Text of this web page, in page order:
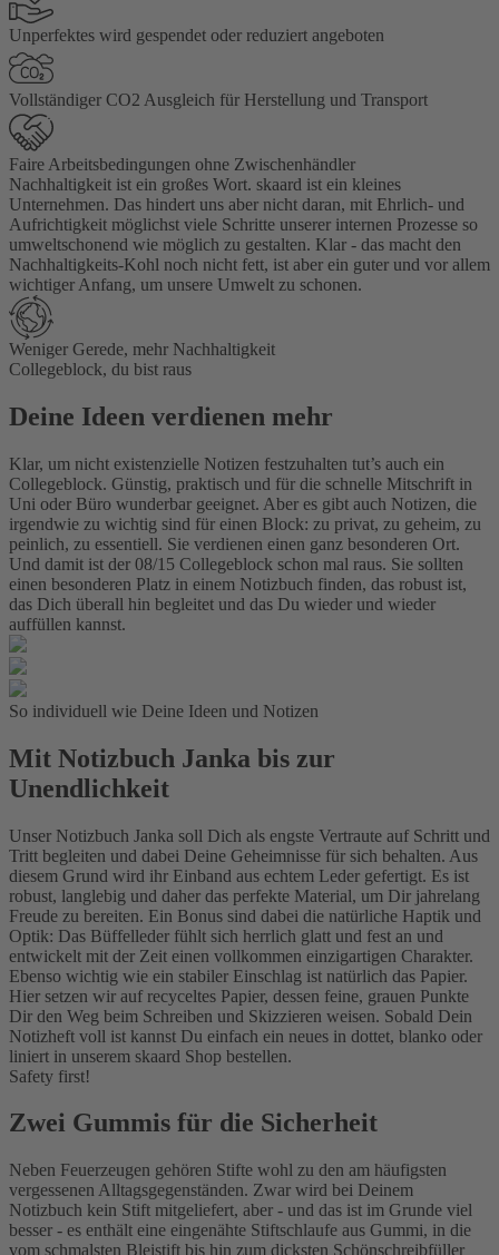
Unperfektes wird gespendet oder reduziert angeboten
Vollständiger CO2 Ausgleich für Herstellung und Transport
Faire Arbeitsbedingungen ohne Zwischenhändler
Nachhaltigkeit ist ein großes Wort. skaard ist ein kleines
Unternehmen. Das hindert uns aber nicht daran, mit Ehrlich- und
Aufrichtigkeit möglichst viele Schritte unserer internen Prozesse so
umweltschonend wie möglich zu gestalten. Klar - das macht den
Nachhaltigkeits-Kohl noch nicht fett, ist aber ein guter und vor allem
wichtiger Anfang, um unsere Umwelt zu schonen.
Weniger Gerede, mehr Nachhaltigkeit
Collegeblock, du bist raus
Deine Ideen verdienen mehr
Klar, um nicht existenzielle Notizen festzuhalten tut’s auch ein
Collegeblock. Günstig, praktisch und für die schnelle Mitschrift in
Uni oder Büro wunderbar geeignet. Aber es gibt auch Notizen, die
irgendwie zu wichtig sind für einen Block: zu privat, zu geheim, zu
peinlich, zu essentiell. Sie verdienen einen ganz besonderen Ort.
Und damit ist der 08/15 Collegeblock schon mal raus. Sie sollten
einen besonderen Platz in einem Notizbuch finden, das robust ist,
das Dich überall hin begleitet und das Du wieder und wieder
auffüllen kannst.
So individuell wie Deine Ideen und Notizen
Mit Notizbuch Janka bis zur
Unendlichkeit
Unser Notizbuch Janka soll Dich als engste Vertraute auf Schritt und
Tritt begleiten und dabei Deine Geheimnisse für sich behalten. Aus
diesem Grund wird ihr Einband aus echtem Leder gefertigt. Es ist
robust, langlebig und daher das perfekte Material, um Dir jahrelang
Freude zu bereiten. Ein Bonus sind dabei die natürliche Haptik und
Optik: Das Büffelleder fühlt sich herrlich glatt und fest an und
entwickelt mit der Zeit einen vollkommen einzigartigen Charakter.
Ebenso wichtig wie ein stabiler Einschlag ist natürlich das Papier.
Hier setzen wir auf recyceltes Papier, dessen feine, grauen Punkte
Dir den Weg beim Schreiben und Skizzieren weisen. Sobald Dein
Notizheft voll ist kannst Du einfach ein neues in dottet, blanko oder
liniert in unserem skaard Shop bestellen.
Safety first!
Zwei Gummis für die Sicherheit
Neben Feuerzeugen gehören Stifte wohl zu den am häufigsten
vergessenen Alltagsgegenständen. Zwar wird bei Deinem
Notizbuch kein Stift mitgeliefert, aber - und das ist im Grunde viel
besser - es enthält eine eingenähte Stiftschlaufe aus Gummi, in die
vom schmalsten Bleistift bis hin zum dicksten Schönschreibfüller